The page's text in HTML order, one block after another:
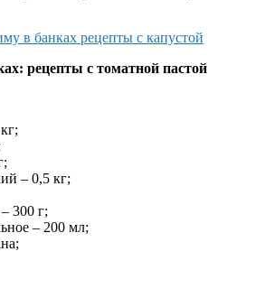
рецепты с томатной пастой
– 0,5 кг;
300 г;
– 200 мл;